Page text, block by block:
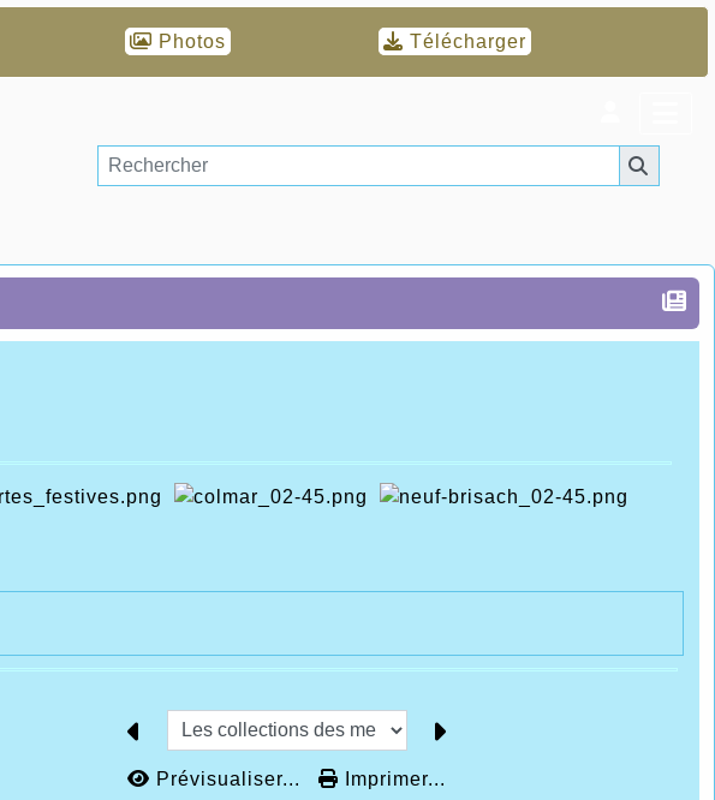
Photos Télécharger
Prévisualiser... Imprimer...